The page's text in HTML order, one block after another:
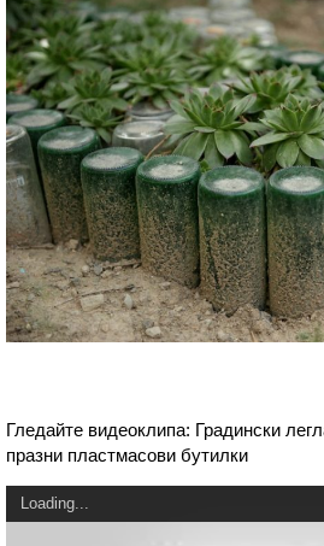
Гледайте видеоклипа: Градински
празни пластмасови бутилки
Loading...